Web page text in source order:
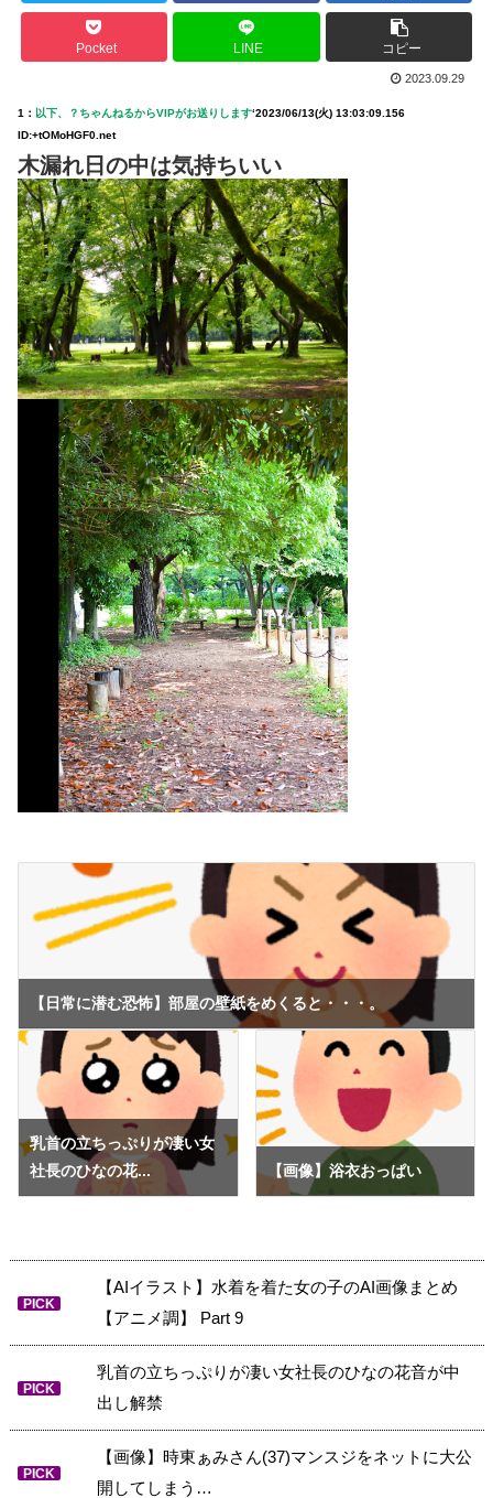
Pocket LINE コピー
2023.09.29
1： 以下、？ちゃんねるからVIPがお送りします‘2023/06/13(火) 13:03:09.156
ID:+tOMoHGF0.net
木漏れ日の中は気持ちいい
【日常に潜む恐怖】部屋の壁紙をめくると・・・。
乳首の立ちっぷりが凄い女
社長のひなの花...
【画像】浴衣おっぱい
PICK
【AIイラスト】水着を着た女の子のAI画像まとめ
【アニメ調】 Part 9
PICK
乳首の立ちっぷりが凄い女社長のひなの花音が中
出し解禁
PICK
【画像】時東ぁみさん(37)マンスジをネットに大公
開してしまう…